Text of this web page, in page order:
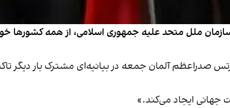
سازمان ملل متحد علیه جمهوری اسلامی، از همه کشورها
صدراعظم آلمان جمعه در بیانیه‌ای مشترک بار دیگر
جهانی ایجاد می‌کند.»